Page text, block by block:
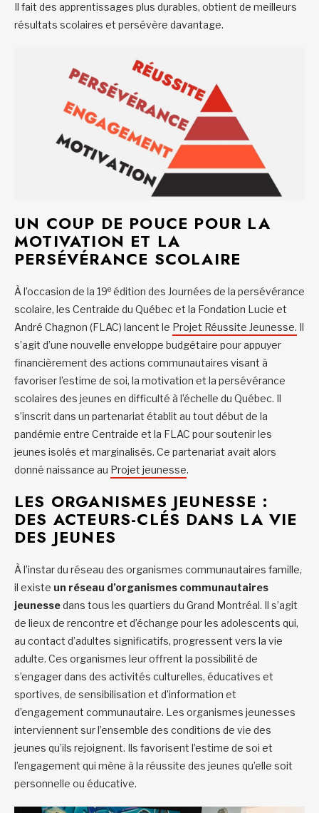
Il fait des apprentissages plus durables, obtient de meilleurs
résultats scolaires et persévère davantage.
UN COUP DE POUCE POUR LA
MOTIVATION ET LA
PERSÉVÉRANCE SCOLAIRE
À l’occasion de la 19e édition des Journées de la persévérance
scolaire, les Centraide du Québec et la Fondation Lucie et
André Chagnon (FLAC) lancent le Projet Réussite Jeunesse. Il
s’agit d’une nouvelle enveloppe budgétaire pour appuyer
financièrement des actions communautaires visant à
favoriser l’estime de soi, la motivation et la persévérance
scolaires des jeunes en difficulté à l’échelle du Québec. Il
s’inscrit dans un partenariat établit au tout début de la
pandémie entre Centraide et la FLAC pour soutenir les
jeunes isolés et marginalisés. Ce partenariat avait alors
donné naissance au Projet jeunesse.
LES ORGANISMES JEUNESSE :
DES ACTEURS-CLÉS DANS LA VIE
DES JEUNES
À l’instar du réseau des organismes communautaires famille,
il existe un réseau d’organismes communautaires
jeunessedans tous les quartiers du Grand Montréal. Il s’agit
de lieux de rencontre et d’échange pour les adolescents qui,
au contact d’adultes significatifs, progressent vers la vie
adulte. Ces organismes leur offrent la possibilité de
s’engager dans des activités culturelles, éducatives et
sportives, de sensibilisation et d’information et
d’engagement communautaire. Les organismes jeunesses
interviennent sur l’ensemble des conditions de vie des
jeunes qu’ils rejoignent. Ils favorisent l’estime de soi et
l’engagement qui mène à la réussite des jeunes qu’elle soit
personnelle ou éducative.